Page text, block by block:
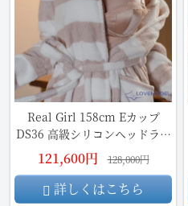
Real Girl 158cm Eカップ
DS36 高級シリコンヘッドラブ
ドール
121,600円 128,000円
詳しくはこちら